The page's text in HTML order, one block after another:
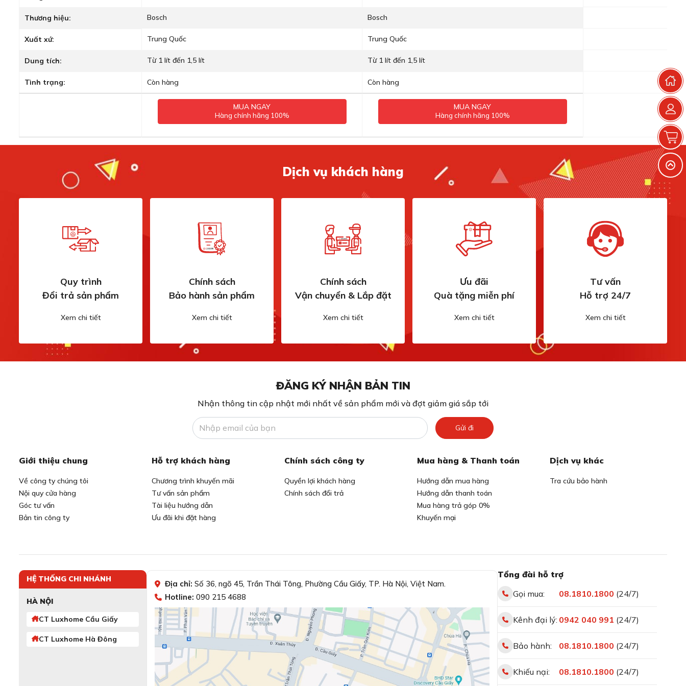
Thương hiệu: Bosch Bosch
Xuất xứ: Trung Quốc Trung Quốc
Dung tích: Từ 1 lít đến 1,5 lít Từ 1 lít đến 1,5 lít
Tình trạng: Còn hàng Còn hàng
MUA NGAY
Hàng chính hãng 100%
MUA NGAY
Hàng chính hãng 100%
Dịch vụ khách hàng
Quy trình
Đổi trả sản phẩm
Xem chi tiết
Chính sách
Bảo hành sản phẩm
Xem chi tiết
Chính sách
Vận chuyển & Lắp đặt
Xem chi tiết
Ưu đãi
Quà tặng miễn phí
Xem chi tiết
Tư vấn
Hỗ trợ 24/7
Xem chi tiết
ĐĂNG KÝ NHẬN BẢN TIN
Nhận thông tin cập nhật mới nhất về sản phẩm mới và đợt giảm giá sắp tới
Gửi đi
Giới thiệu chung
Về công ty chúng tôi
Nội quy cửa hàng
Góc tư vấn
Bản tin công ty
Hỗ trợ khách hàng
Chương trình khuyến mãi
Tư vấn sản phẩm
Tài liệu hướng dẫn
Ưu đãi khi đặt hàng
Chính sách công ty
Quyền lợi khách hàng
Chính sách đổi trả
Mua hàng & Thanh toán
Hướng dẫn mua hàng
Hướng dẫn thanh toán
Mua hàng trả góp 0%
Khuyến mại
Dịch vụ khác
Tra cứu bảo hành
HỆ THỐNG CHI NHÁNH
HÀ NỘI
CT Luxhome Cầu Giấy
CT Luxhome Hà Đông
Địa chỉ: Số 36, ngõ 45, Trần Thái Tông, Phường Cầu Giấy, TP. Hà Nội, Việt Nam.
Hotline: 090 215 4688
Tổng đài hỗ trợ
Gọi mua:
08.1810.1800 (24/7)
Kênh đại lý: 0942 040 991 (24/7)
Bảo hành: 08.1810.1800 (24/7)
Khiếu nại: 08.1810.1800 (24/7)